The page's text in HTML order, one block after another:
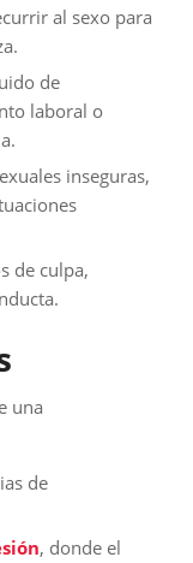
al sexo para
de
laboral o
inseguras,
de culpa,
una
de
, donde el